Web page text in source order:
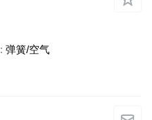
弹簧/空气